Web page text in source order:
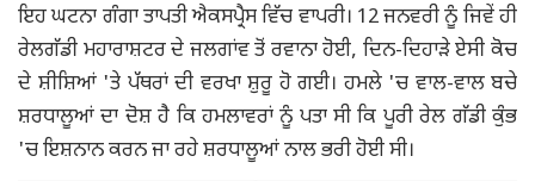
ਇਹ ਘਟਨਾ ਗੰਗਾ ਤਾਪਤੀ ਐਕਸਪ੍ਰੈਸ ਵਿੱਚ ਵਾਪਰੀ। 12 ਜਨਵਰੀ ਨੂੰ ਜਿਵੇਂ ਹੀ
ਰੇਲਗੱਡੀ ਮਹਾਰਾਸ਼ਟਰ ਦੇ ਜਲਗਾਂਵ ਤੋਂ ਰਵਾਨਾ ਹੋਈ, ਦਿਨ-ਦਿਹਾੜੇ ਏਸੀ ਕੋਚ
ਦੇ ਸ਼ੀਸ਼ਿਆਂ 'ਤੇ ਪੱਥਰਾਂ ਦੀ ਵਰਖਾ ਸ਼ੁਰੂ ਹੋ ਗਈ। ਹਮਲੇ 'ਚ ਵਾਲ-ਵਾਲ ਬਚੇ
ਸ਼ਰਧਾਲੂਆਂ ਦਾ ਦੋਸ਼ ਹੈ ਕਿ ਹਮਲਾਵਰਾਂ ਨੂੰ ਪਤਾ ਸੀ ਕਿ ਪੂਰੀ ਰੇਲ ਗੱਡੀ ਕੁੰਭ
'ਚ ਇਸ਼ਨਾਨ ਕਰਨ ਜਾ ਰਹੇ ਸ਼ਰਧਾਲੂਆਂ ਨਾਲ ਭਰੀ ਹੋਈ ਸੀ।